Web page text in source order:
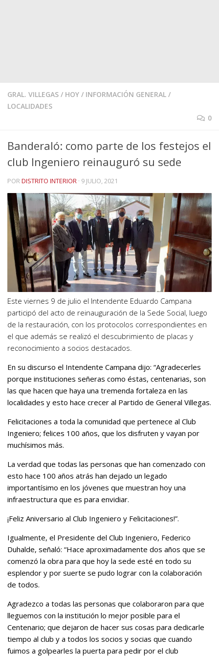
GRAL. VILLEGAS / HOY / INFORMACIÓN GENERAL /
LOCALIDADES
0
Banderaló: como parte de los festejos el
club Ingeniero reinauguró su sede
PORDISTRITO INTERIOR · 9 JULIO, 2021
Este viernes 9 de julio el Intendente Eduardo Campana
participó del acto de reinauguración de la Sede Social, luego
de la restauración, con los protocolos correspondientes en
el que además se realizó el descubrimiento de placas y
reconocimiento a socios destacados.
En su discurso el Intendente Campana dijo: “Agradecerles
porque instituciones señeras como éstas, centenarias, son
las que hacen que haya una tremenda fortaleza en las
localidades y esto hace crecer al Partido de General Villegas.
Felicitaciones a toda la comunidad que pertenece al Club
Ingeniero; felices 100 años, que los disfruten y vayan por
muchísimos más.
La verdad que todas las personas que han comenzado con
esto hace 100 años atrás han dejado un legado
importantísimo en los jóvenes que muestran hoy una
infraestructura que es para envidiar.
¡Feliz Aniversario al Club Ingeniero y Felicitaciones!”.
Igualmente, el Presidente del Club Ingeniero, Federico
Duhalde, señaló: “Hace aproximadamente dos años que se
comenzó la obra para que hoy la sede esté en todo su
esplendor y por suerte se pudo lograr con la colaboración
de todos.
Agradezco a todas las personas que colaboraron para que
lleguemos con la institución lo mejor posible para el
Centenario; que dejaron de hacer sus cosas para dedicarle
tiempo al club y a todos los socios y socias que cuando
fuimos a golpearles la puerta para pedir por el club